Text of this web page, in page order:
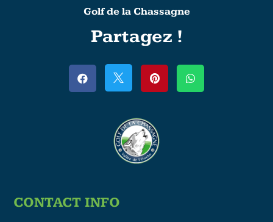
Golf de la Chassagne
Partagez !
   
CONTACT INFO